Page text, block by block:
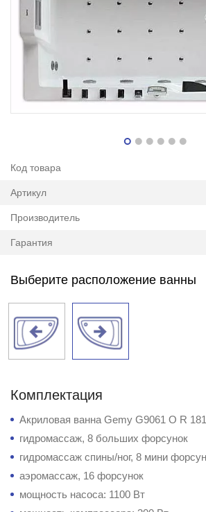
Код товара
Артикул
Производитель
Гарантия
Выберите расположение ванны
Комплектация
Акриловая ванна Gemy G9061 O R
гидромассаж, 8 больших форсунок
гидромассаж спины/ног, 8 мини
аэромассаж, 16 форсунок
мощность насоса: 1100 Вт